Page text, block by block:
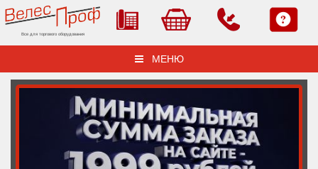
Все для торгового оборудования
МЕНЮ